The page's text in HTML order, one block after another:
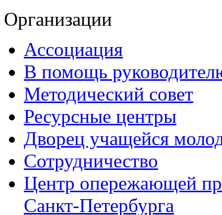
Организации
Ассоциация
В помощь
Методический совет
Ресурсные центры
Дворец учащейся
Сотрудничество
Центр опережающей
Санкт-Петербурга